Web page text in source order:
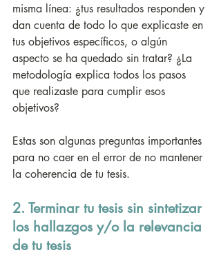
misma línea: ¿tus resultados responden y
dan cuenta de todo lo que explicaste en
tus objetivos específicos, o algún
aspecto se ha quedado sin tratar? ¿La
metodología explica todos los pasos
que realizaste para cumplir esos
objetivos?
Estas son algunas preguntas importantes
para no caer en el error de no mantener
la coherencia de tu tesis.
2. Terminar tu tesis sin sintetizar
los hallazgos y/o la relevancia
de tu tesis